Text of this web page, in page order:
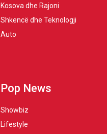
Kosova dhe Rajoni
Shkencë dhe Teknologji
Auto
Pop News
Showbiz
Lifestyle